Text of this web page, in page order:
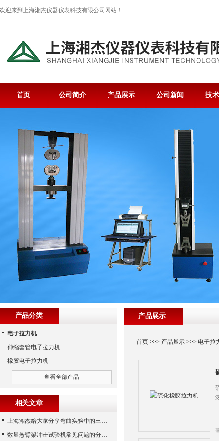
欢迎来到上海湘杰仪器仪表科技有限公司网站！
首页 公司简介 产品展示 公司新闻 技
产品展示
首页 >>> 产品展示 >>> 电子拉
产品分类
电子拉力机
伸缩套管电子拉力机
橡胶电子拉力机
查看全部产品
相关文章
上海湘杰给大家分享弯曲实验中的三点弯曲测试知识
数显悬臂梁冲击试验机常见问题的分析与处理